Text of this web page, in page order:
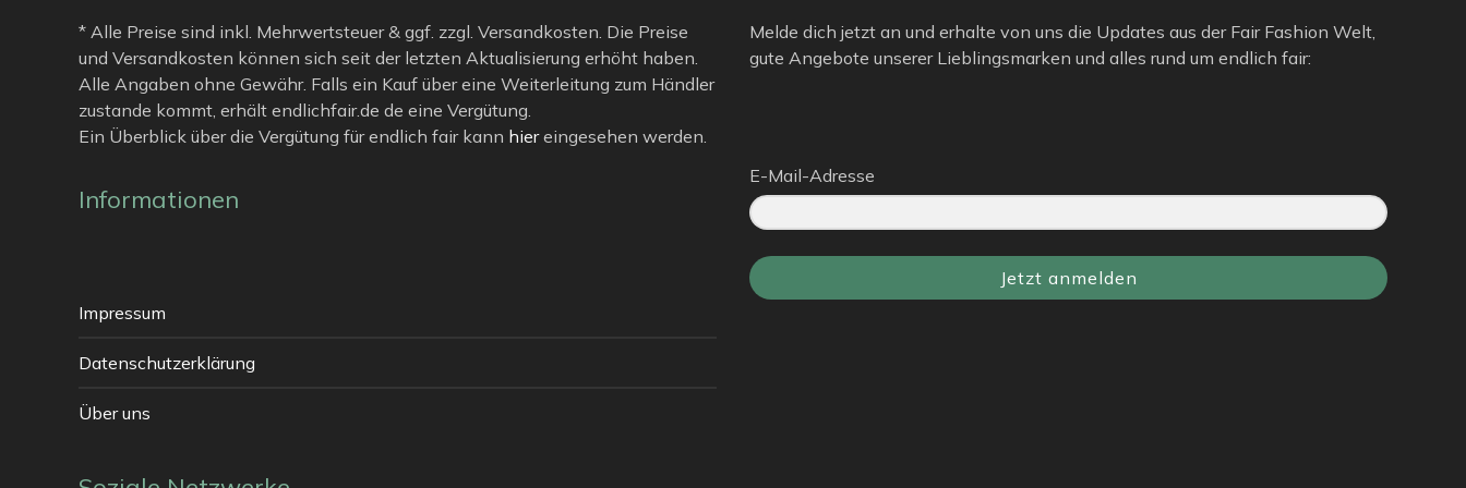
* Alle Preise sind inkl. Mehrwertsteuer & ggf. zzgl. Versandkosten. Die Preise
und Versandkosten können sich seit der letzten Aktualisierung erhöht haben.
Alle Angaben ohne Gewähr. Falls ein Kauf über eine Weiterleitung zum Händler
zustande kommt, erhält endlichfair.de de eine Vergütung.
Ein Überblick über die Vergütung für endlich fair kann hiereingesehen werden.
Informationen
Impressum
Datenschutzerklärung
Über uns
Melde dich jetzt an und erhalte von uns die Updates aus der Fair Fashion Welt,
gute Angebote unserer Lieblingsmarken und alles rund um endlich fair:
E-Mail-Adresse
Jetzt anmelden